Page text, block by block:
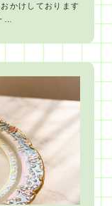
かけしております
…